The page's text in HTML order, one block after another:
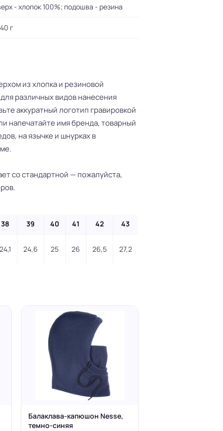
- хлопок 100%; подошва - резина
г
из хлопка и резиновой
различных видов нанесения
аккуратный логотип гравировкой
напечатайте имя бренда, товарный
на язычке и шнурках в
со стандартной — пожалуйста,
38 39 40 41 42 43
24,1 24,6 25 26 26,5 27,2
Балаклава-капюшон Nesse,
темно-синяя